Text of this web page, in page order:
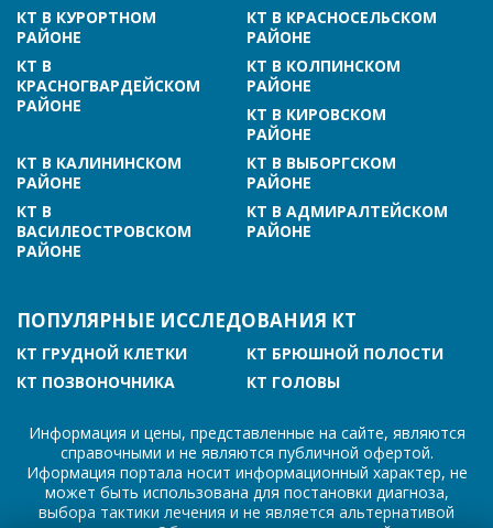
КТ В КУРОРТНОМ
РАЙОНЕ
КТ В КРАСНОСЕЛЬСКОМ
РАЙОНЕ
КТ В
КРАСНОГВАРДЕЙСКОМ
РАЙОНЕ
КТ В КОЛПИНСКОМ
РАЙОНЕ
КТ В КИРОВСКОМ
РАЙОНЕ
КТ В КАЛИНИНСКОМ
РАЙОНЕ
КТ В ВЫБОРГСКОМ
РАЙОНЕ
КТ В
ВАСИЛЕОСТРОВСКОМ
РАЙОНЕ
КТ В АДМИРАЛТЕЙСКОМ
РАЙОНЕ
ПОПУЛЯРНЫЕ ИССЛЕДОВАНИЯ КТ
КТ ГРУДНОЙ КЛЕТКИ
КТ БРЮШНОЙ ПОЛОСТИ
КТ ПОЗВОНОЧНИКА
КТ ГОЛОВЫ
Информация и цены, представленные на сайте, являются
справочными и не являются публичной офертой.
Иформация портала носит информационный характер, не
может быть использована для постановки диагноза,
выбора тактики лечения и не является альтернативой